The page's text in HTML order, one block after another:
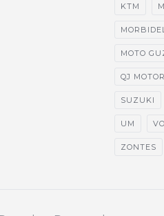
KTM
MOTO
QJ MOTOR
SUZUKI
UM
ZONTES